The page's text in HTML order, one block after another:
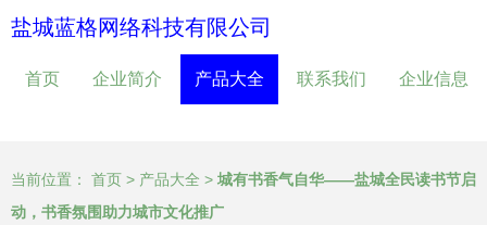
盐城蓝格网络科技有限公司
首页 企业简介 产品大全 联系我们 企业信息
当前位置： 首页 > 产品大全 > 城有书香气自华——盐城全民读书节启
动，书香氛围助力城市文化推广